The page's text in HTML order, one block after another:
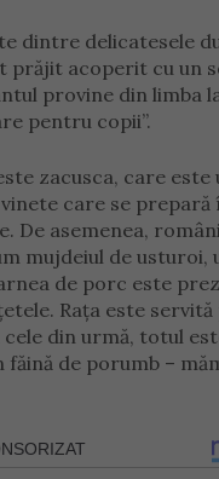
dintre delicatesele
prăjit acoperit cu un
provine din limba
pentru copii”.
zacusca, care este
care se prepară
De asemenea,
mujdeiul de usturoi,
de porc este
Rața este
cele din urmă, totul
făină de porumb –